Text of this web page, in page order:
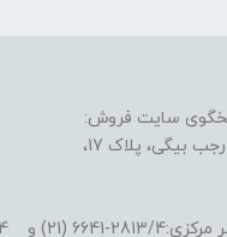
سایت فروش:
بیگی، پلاک 17،
3/4-6695 (21)